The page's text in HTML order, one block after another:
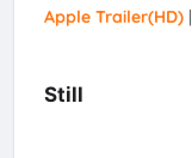
Apple Trailer(HD)|
Still